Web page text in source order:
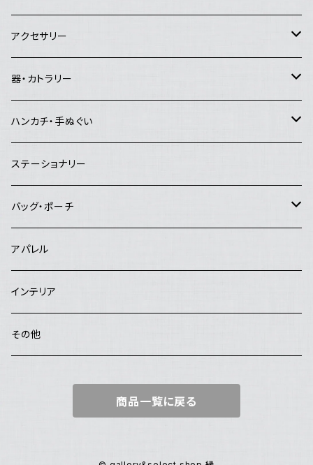
Good job!center
Lemon Works
and.Basic
夜長堂
工房まる
はんぷ工房 結
studio COOKA
poRiff
エイブルアート
その他のアート
アクセサリー
ピアス
イヤリング
リング
ブローチ
ヘアピン
器・カトラリー
マグカップ・コーヒーカップ・湯飲み
急須・ポット
お茶碗
お皿
鉢
花器・置物・オブジェ
ハンカチ・手ぬぐい
ハンカチ
手ぬぐい
ステーショナリー
バッグ・ポーチ
バッグ
ポーチ
アパレル
インテリア
その他
商品一覧に戻る